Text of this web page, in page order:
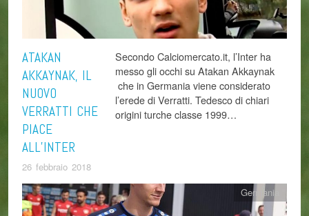
ATAKAN
AKKAYNAK, IL
NUOVO
VERRATTI CHE
PIACE
ALL’INTER
26 febbraio 2018
Secondo Calciomercato.it, l’Inter ha
messo gli occhi su Atakan Akkaynak
che in Germania viene considerato
l’erede di Verratti. Tedesco di chiari
origini turche classe 1999…
Germania